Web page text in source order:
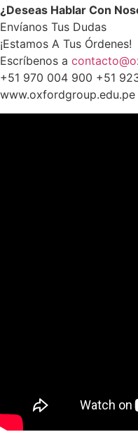
¿Deseas Hablar Con
Envíanos Tus Dudas
¡Estamos A Tus Órdenes!
Escríbenos a
+51 970 004 900 +51
www.oxfordgroup.edu.pe